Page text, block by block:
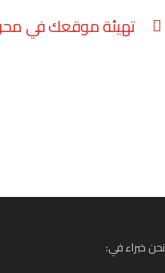
تهيئة موقعك في
نحن خبراء في: